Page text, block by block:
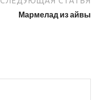
Мармелад из айвы